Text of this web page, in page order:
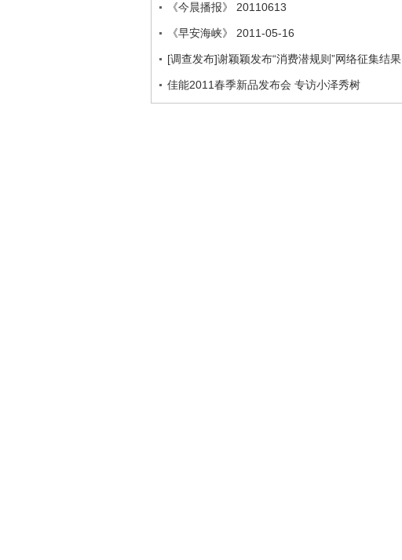
《今晨播报》 20110613
《早安海峡》 2011-05-16
[调查发布]谢颖颖发布“消费潜规则”网络征集结果
佳能2011春季新品发布会 专访小泽秀树